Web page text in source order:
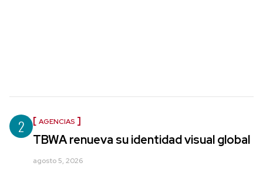
2 AGENCIAS
TBWA renueva su identidad visual global
agosto 5, 2026